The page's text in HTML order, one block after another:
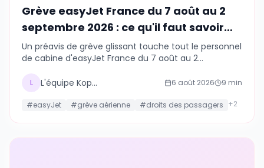
Grève easyJet France du 7 août au 2
septembre 2026 : ce qu'il faut savoir
avant de voyager
Un préavis de grève glissant touche tout le personnel
de cabine d'easyJet France du 7 août au 2
pourquoi mieux vaut ne pas gérer un imprévu seul
L L'équipe Kopains 6 août 2026 9 min
#easyJet #grève aérienne #droits des passagers +2